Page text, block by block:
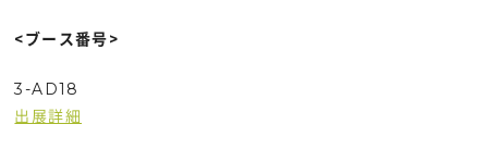
<ブース番号>
3-AD18
出展詳細